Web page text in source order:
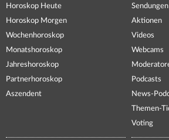
Horoskop Heute
Horoskop Morgen
Wochenhoroskop
Monatshoroskop
Jahreshoroskop
Partnerhoroskop
Aszendent
Sendungen
Aktionen
Videos
Webcams
Podcasts
News-
Themen-
Voting